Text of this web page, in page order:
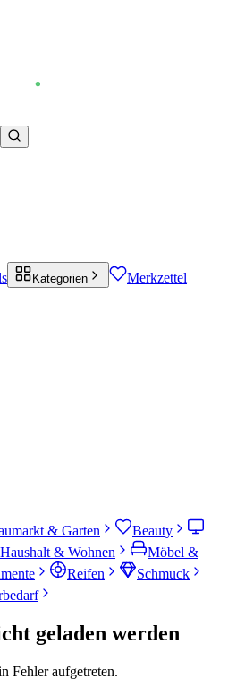
Kategorien Merkzettel
& Garten
Beauty
Haushalt & Wohnen
Möbel &
Reifen
Schmuck
geladen werden
Fehler aufgetreten.